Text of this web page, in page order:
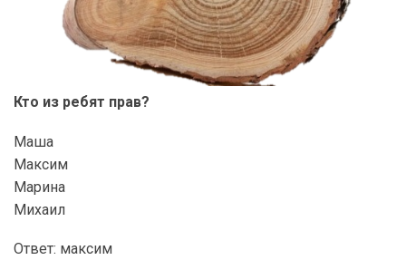
Кто из ребят прав?
Маша
Максим
Марина
Михаил
Ответ: максим